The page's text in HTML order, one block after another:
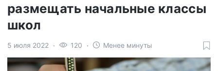
размещать начальные классы
школ
5 июля 2022 120 Менее минуты